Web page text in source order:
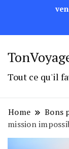
Tout ce qu'il
Home Bons
mission